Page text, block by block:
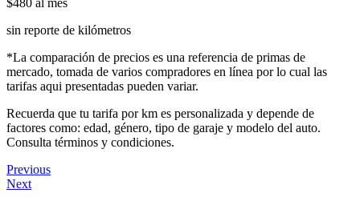
sin reporte de kilómetros
*La comparación de precios es una referencia de primas de
mercado, tomada de varios compradores en línea por lo cual las
tarifas aqui presentadas pueden variar.
Recuerda que tu tarifa por km es personalizada y depende de
factores como: edad, género, tipo de garaje y modelo del auto.
Consulta términos y condiciones.
Previous
Next